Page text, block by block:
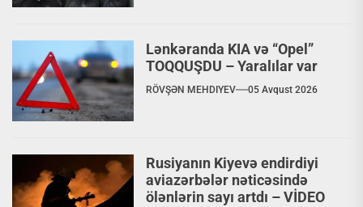
Lənkəranda KIA və “Opel”
TOQQUŞDU – Yaralılar var
RÖVŞƏN MEHDIYEV 05 Avqust 2026
Rusiyanın Kiyevə endirdiyi
aviazərbələr nəticəsində
ölənlərin sayı artdı – VİDEO